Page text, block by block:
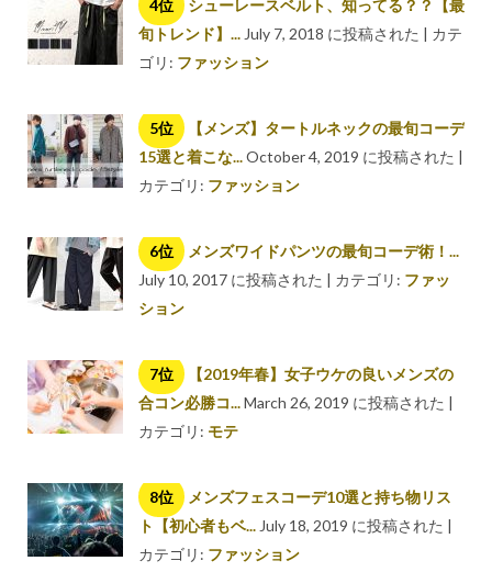
シューレースベルト、知ってる？？【最
旬トレンド】... July 7, 2018 に投稿された | カテ
ゴリ: ファッション
【メンズ】タートルネックの最旬コーデ
15選と着こな...October 4, 2019 に投稿された |
カテゴリ: ファッション
メンズワイドパンツの最旬コーデ術！...
July 10, 2017 に投稿された | カテゴリ: ファッ
ション
【2019年春】女子ウケの良いメンズの
合コン必勝コ...March 26, 2019 に投稿された |
カテゴリ: モテ
メンズフェスコーデ10選と持ち物リス
ト【初心者もベ... July 18, 2019 に投稿された |
カテゴリ: ファッション